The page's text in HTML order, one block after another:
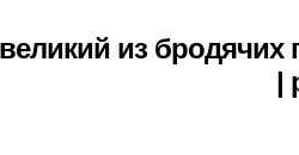
из
|